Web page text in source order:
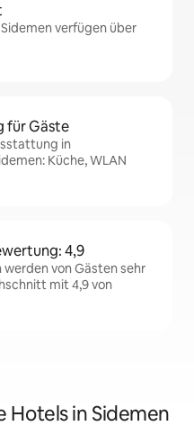
verfügen über
für Gäste
in
Küche, WLAN
4,9
von Gästen sehr
mit 4,9 von
Hotels in Sidemen